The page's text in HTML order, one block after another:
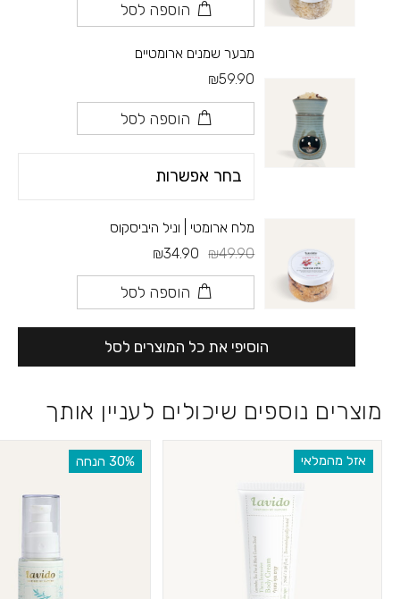
הוספה לסל
מבער שמנים ארומטיים
₪59.90
הוספה לסל
מלח ארומטי | וניל היביסקוס
₪49.90
₪34.90
הוספה לסל
הוסיפי את כל המוצרים לסל
מוצרים נוספים שיכולים לעניין אותך
אזל מהמלאי ‫30% הנחה